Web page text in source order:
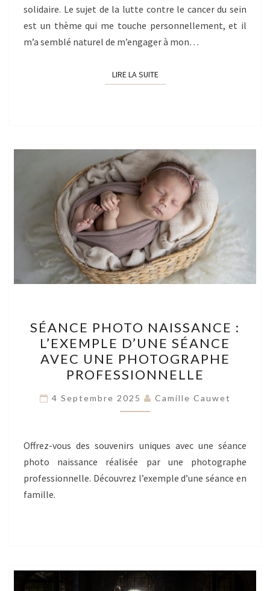
FEMMES
solidaire. Le sujet de la lutte contre le cancer du sein
est un thème qui me touche personnellement, et il
m’a semblé naturel de m’engager à mon…
LIRE LA SUITELIRE LA SUITE
PHOTO
NAISSANCE
:
L’EXEMPLE
D’UNE
SÉANCE
UNE
PHOTOGRAPHE
PROFESSIONNELLE
SÉANCE PHOTO NAISSANCE :
L’EXEMPLE D’UNE SÉANCE
AVEC UNE PHOTOGRAPHE
PROFESSIONNELLE
4 Septembre 2025 Camille Cauwet
Offrez-vous des souvenirs uniques avec une séance
photo naissance réalisée par une photographe
professionnelle. Découvrez l’exemple d’une séance en
famille.